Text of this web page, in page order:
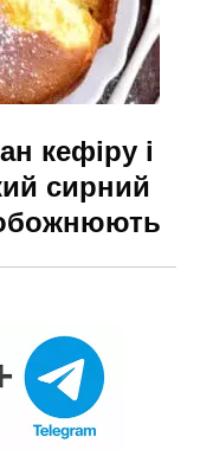
кефіру і
сирний